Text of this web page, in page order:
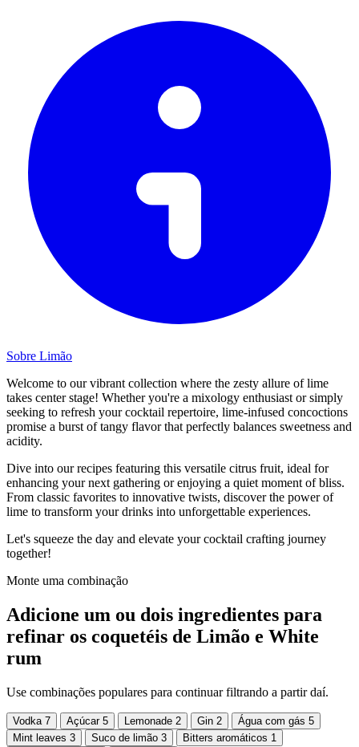
Sobre Limão
Welcome to our vibrant collection where the zesty allure of lime
takes center stage! Whether you're a mixology enthusiast or simply
seeking to refresh your cocktail repertoire, lime-infused concoctions
promise a burst of tangy flavor that perfectly balances sweetness and
acidity.
Dive into our recipes featuring this versatile citrus fruit, ideal for
enhancing your next gathering or enjoying a quiet moment of bliss.
From classic favorites to innovative twists, discover the power of
lime to transform your drinks into unforgettable experiences.
Let's squeeze the day and elevate your cocktail crafting journey
together!
Monte uma combinação
Adicione um ou dois ingredientes para
refinar os coquetéis de Limão e White
rum
Use combinações populares para continuar filtrando a partir daí.
Vodka 7 Açúcar 5 Lemonade 2 Gin 2 Água com gás 5
Mint leaves 3 Suco de limão 3 Bitters aromáticos 1